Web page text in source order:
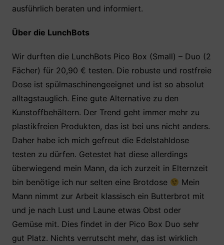
ausführlich beraten und informiert.
Über die LunchBots
Wir durften die LunchBots Pico Box (Small) – Duo (2
Fächer) für 20,90 € testen. Die robuste und rostfreie
Dose ist spülmaschinengeeignet und ist so absolut
alltagstauglich. Eine gute Alternative zu den
Kunstoffbehältern. Der Trend geht immer mehr zu
plastikfreien Produkten, das ist bei uns nicht anders.
Daher habe ich mich gefreut die Edelstahldose
testen zu dürfen. Getestet hat diese allerdings
überwiegend mein Mann, da ich zurzeit in Elternzeit
bin benötige ich nur selten eine Brotdose
Mein
Mann nimmt zur Arbeit klassisch ein Butterbrot mit
und je nach Lust und Laune etwas Obst oder
Gemüse mit. Dies findet in der Pico Box Duo sehr
gut Platz. Nichts verrutscht mehr, das ist wirklich